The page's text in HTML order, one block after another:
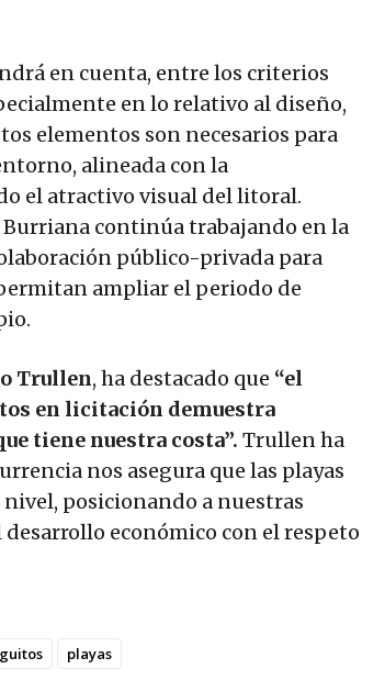
en cuenta, entre los criterios
en lo relativo al diseño,
elementos son necesarios para
alineada con la
el atractivo visual del litoral.
continúa trabajando en la
público-privada para
ampliar el periodo de
Trullen, ha destacado que “el
en licitación demuestra
tiene nuestra costa”. Trullen ha
nos asegura que las playas
posicionando a nuestras
económico con el respeto
playas